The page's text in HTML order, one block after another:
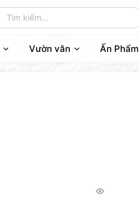
Vườn văn Ấn Phẩm